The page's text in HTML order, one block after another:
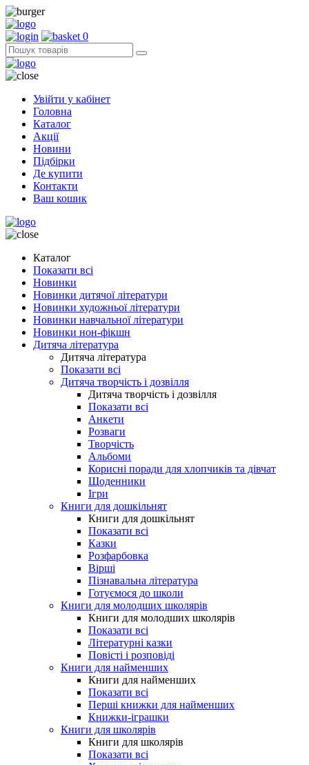
0
Увійти у кабінет
Головна
Каталог
Акції
Новини
Підбірки
Де купити
Контакти
Ваш кошик
Каталог
Показати всі
Новинки
Новинки дитячої літератури
Новинки художньої літератури
Новинки навчальної літератури
Новинки нон-фікшн
Дитяча література
Дитяча література
Показати всі
Дитяча творчість і дозвілля
Дитяча творчість і дозвілля
Показати всі
Анкети
Розваги
Творчість
Альбоми
Корисні поради для хлопчиків та дівчат
Щоденники
Ігри
Книги для дошкільнят
Книги для дошкільнят
Показати всі
Казки
Розфарбовка
Вірші
Пізнавальна література
Готуємося до школи
Книги для молодших школярів
Книги для молодших школярів
Показати всі
Літературні казки
Повісті і розповіді
Книги для найменших
Книги для найменших
Показати всі
Перші книжки для найменших
Книжки-іграшки
Книги для школярів
Книги для школярів
Показати всі